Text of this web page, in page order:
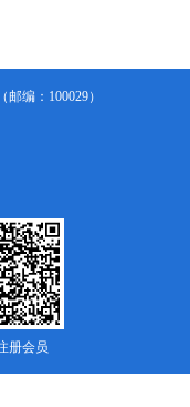
编：100029）
册会员